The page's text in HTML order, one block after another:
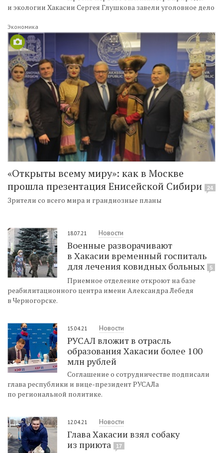
и экологии Хакасии Сергея Глушкова завели уголовное дело
Экономика
«Открыты всему миру»: как в Москве
прошла презентация Енисейской Сибири
24
Зрители со всего мира и грандиозные планы
18.07.21 Новости
Военные разворачивают
в Хакасии временный госпиталь
для лечения ковидных больных
5
Приемное отделение откроют на базе
реабилитационного центра имени Александра Лебедя
в Черногорске.
15.04.21 Новости
РУСАЛ вложит в отрасль
образования Хакасии более 100
млн рублей
Соглашение о сотрудничестве подписали
глава республики и вице-президент РУСАЛа
по региональной политике.
12.04.21 Новости
Глава Хакасии взял собаку
из приюта
17